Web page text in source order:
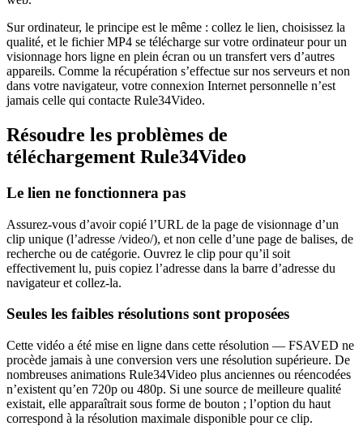
Sur ordinateur, le principe est le même : collez le lien, choisissez la
qualité, et le fichier MP4 se télécharge sur votre ordinateur pour un
visionnage hors ligne en plein écran ou un transfert vers d’autres
appareils. Comme la récupération s’effectue sur nos serveurs et non
dans votre navigateur, votre connexion Internet personnelle n’est
jamais celle qui contacte Rule34Video.
Résoudre les problèmes de
téléchargement Rule34Video
Le lien ne fonctionnera pas
Assurez-vous d’avoir copié l’URL de la page de visionnage d’un
clip unique (l’adresse /video/), et non celle d’une page de balises, de
recherche ou de catégorie. Ouvrez le clip pour qu’il soit
effectivement lu, puis copiez l’adresse dans la barre d’adresse du
navigateur et collez-la.
Seules les faibles résolutions sont proposées
Cette vidéo a été mise en ligne dans cette résolution — FSAVED ne
procède jamais à une conversion vers une résolution supérieure. De
nombreuses animations Rule34Video plus anciennes ou réencodées
n’existent qu’en 720p ou 480p. Si une source de meilleure qualité
existait, elle apparaîtrait sous forme de bouton ; l’option du haut
correspond à la résolution maximale disponible pour ce clip.